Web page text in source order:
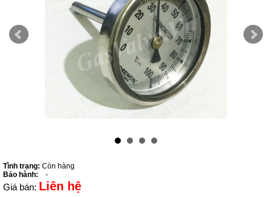
Tình trạng: Còn hàng
Bảo hành:
-
Giá bán: Liên hệ